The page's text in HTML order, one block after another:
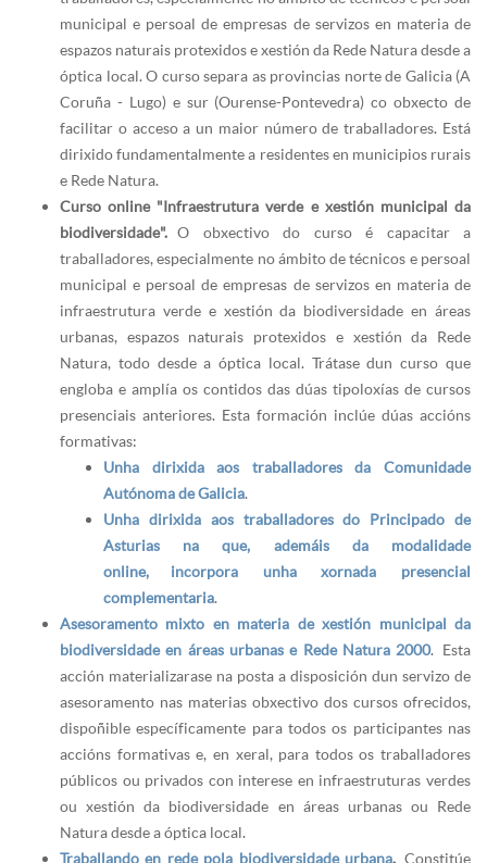
municipal e persoal de empresas de servizos en materia de
espazos naturais protexidos e xestión da Rede Natura desde a
óptica local. O curso separa as provincias norte de Galicia (A
Coruña - Lugo) e sur (Ourense-Pontevedra) co obxecto de
facilitar o acceso a un maior número de traballadores. Está
dirixido fundamentalmente a residentes en municipios rurais
e Rede Natura.
Curso online "Infraestrutura verde e xestión municipal da
biodiversidade". O obxectivo do curso é capacitar a
traballadores, especialmente no ámbito de técnicos e persoal
municipal e persoal de empresas de servizos en materia de
infraestrutura verde e xestión da biodiversidade en áreas
urbanas, espazos naturais protexidos e xestión da Rede
Natura, todo desde a óptica local. Trátase dun curso que
engloba e amplía os contidos das dúas tipoloxías de cursos
presenciais anteriores. Esta formación inclúe dúas accións
formativas:
Unha dirixida aos traballadores da Comunidade
Autónoma de Galicia.
Unha dirixida aos traballadores do Principado de
Asturias na que, ademáis da modalidade
online, incorpora unha xornada presencial
complementaria.
Asesoramento mixto en materia de xestión municipal da
biodiversidade en áreas urbanas e Rede Natura 2000. Esta
acción materializarase na posta a disposición dun servizo de
asesoramento nas materias obxectivo dos cursos ofrecidos,
dispoñible específicamente para todos os participantes nas
accións formativas e, en xeral, para todos os traballadores
públicos ou privados con interese en infraestruturas verdes
ou xestión da biodiversidade en áreas urbanas ou Rede
Natura desde a óptica local.
Traballando en rede pola biodiversidade urbana. Constitúe